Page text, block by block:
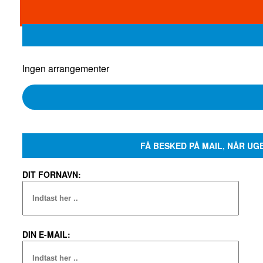
Ingen arrangementer
FÅ BESKED PÅ MAIL, NÅR
DIT FORNAVN:
DIN E-MAIL: